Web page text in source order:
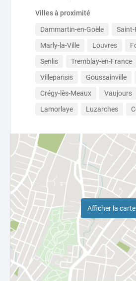
Villes à proximité
Dammartin-en-Goële
Marly-la-Ville
Louvres
Senlis
Tremblay-en-France
Villeparisis
Goussainville
Crégy-lès-Meaux
Vaujours
Lamorlaye
Luzarches
Afficher la carte